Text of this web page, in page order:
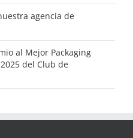
agencia de
al Mejor Packaging
del Club de